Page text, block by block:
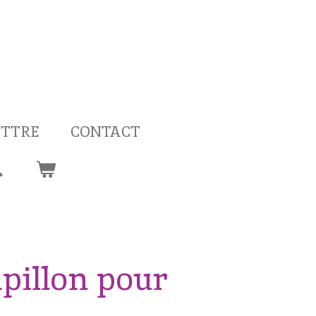
CONTACT
pour